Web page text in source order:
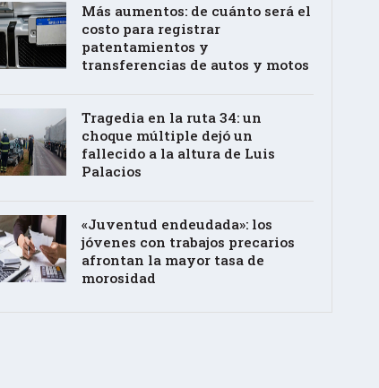
Más aumentos: de cuánto será el
costo para registrar
patentamientos y
transferencias de autos y motos
Tragedia en la ruta 34: un
choque múltiple dejó un
fallecido a la altura de Luis
Palacios
«Juventud endeudada»: los
jóvenes con trabajos precarios
afrontan la mayor tasa de
morosidad